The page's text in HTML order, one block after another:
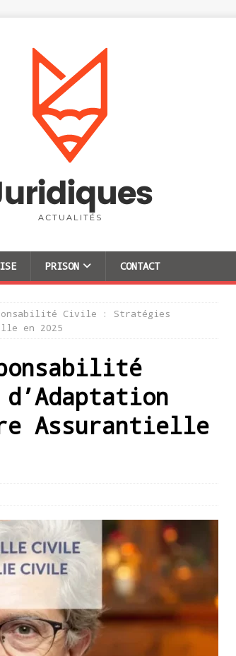
PRISON CONTACT
Civile : Stratégies
en 2025
Assurantielle